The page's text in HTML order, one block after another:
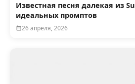
Известная песня далекая из
идеальных промптов
26 апреля, 2026